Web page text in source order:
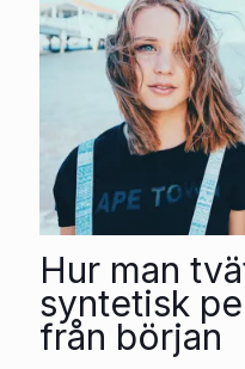
Hur man
syntetisk
från början